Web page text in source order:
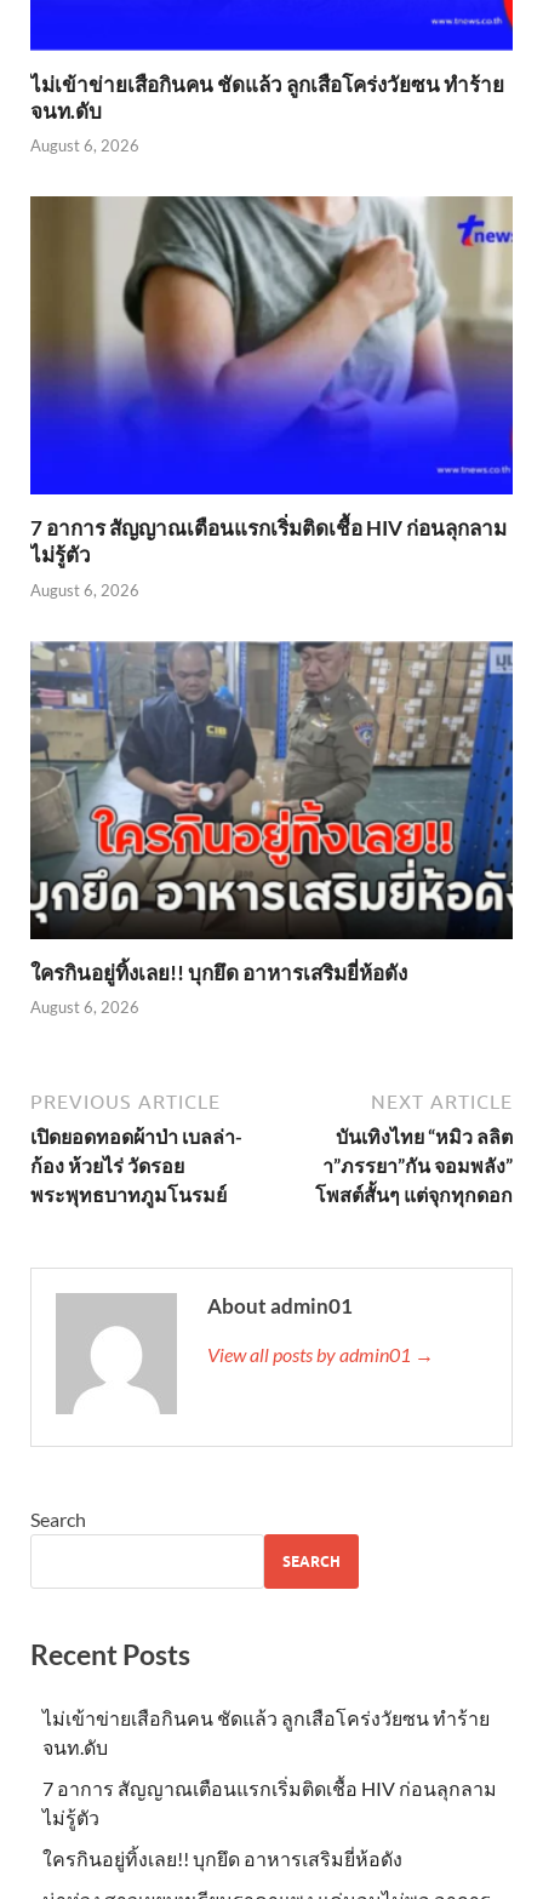
ไม่เข้าข่าย​เสือกินคน ชัดแล้ว ลูกเสือโคร่งวัยซน ทำร้าย
จนท.ดับ
August 6, 2026
7 อาการ สัญญาณเตือนแรกเริ่มติดเชื้อ HIV ก่อนลุกลาม
ไม่รู้ตัว
August 6, 2026
ใครกินอยู่ทิ้งเลย!! บุกยึด อาหารเสริมยี่ห้อดัง
August 6, 2026
PREVIOUS ARTICLE
เปิดยอดทอดผ้าป่า เบลล่า-
ก้อง ห้วยไร่ วัดรอย
พระพุทธบาทภูมโนรมย์
NEXT ARTICLE
บันเทิงไทย “หมิว ลลิต
า”ภรรยา”กัน จอมพลัง”
โพสต์สั้นๆ แต่จุกทุกดอก
About admin01
View all posts by admin01 →
Search
SEARCH
Recent Posts
ไม่เข้าข่าย​เสือกินคน ชัดแล้ว ลูกเสือโคร่งวัยซน ทำร้าย
จนท.ดับ
7 อาการ สัญญาณเตือนแรกเริ่มติดเชื้อ HIV ก่อนลุกลาม
ไม่รู้ตัว
ใครกินอยู่ทิ้งเลย!! บุกยึด อาหารเสริมยี่ห้อดัง